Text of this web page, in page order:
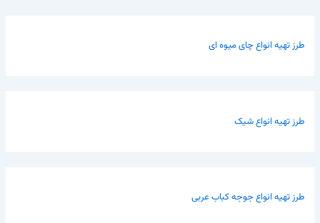
طرز تهیه انواع چای میوه ای
طرز تهیه انواع شیک
طرز تهیه انواع جوجه کباب عربی